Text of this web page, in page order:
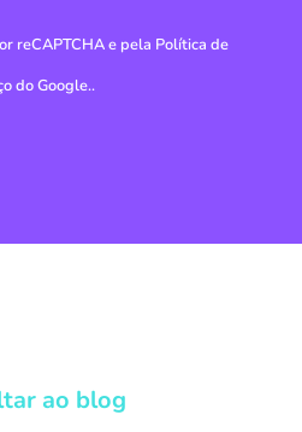
reCAPTCHA e pela Política de
do Google..
ao blog